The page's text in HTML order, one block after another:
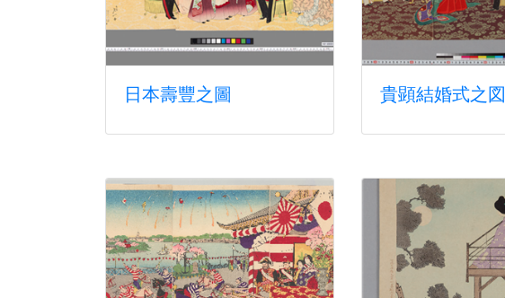
日本壽豐之圖 貴顕結婚式之図